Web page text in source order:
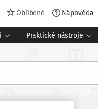
Oblíbené Nápověda
Praktické nástroje